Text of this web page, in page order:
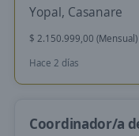
Yopal, Casanare
$ 2.150.999,00 (Mensual)
Hace 2 días
Coordinador/a